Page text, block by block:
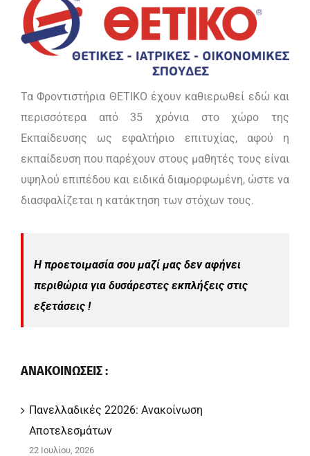
Τα Φροντιστήρια ΘΕΤΙΚΟ έχουν καθιερωθεί εδώ και
περισσότερα από 35 χρόνια στο χώρο της
Εκπαίδευσης ως εφαλτήριο επιτυχίας, αφού η
εκπαίδευση που παρέχουν στους μαθητές τους είναι
υψηλού επιπέδου και ειδικά διαμορφωμένη, ώστε να
διασφαλίζεται η κατάκτηση των στόχων τους.
Η προετοιμασία σου μαζί μας δεν αφήνει
περιθώρια για δυσάρεστες εκπλήξεις στις
εξετάσεις !
ΑΝΑΚΟΙΝΩΣΕΙΣ :
Πανελλαδικές 22026: Ανακοίνωση
Αποτελεσμάτων
22 Ιουλίου, 2026